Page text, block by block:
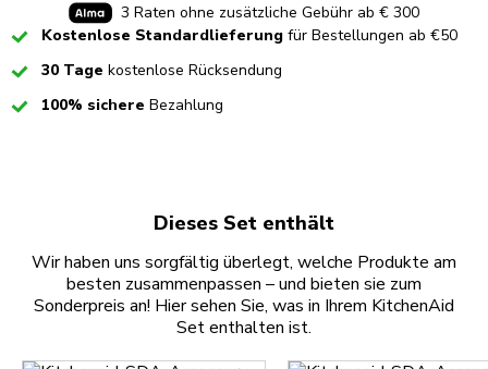
3 Raten ohne zusätzliche Gebühr ab € 300
CheckedKostenlose Standardlieferung für Bestellungen ab €50
Checked30 Tage kostenlose Rücksendung
Checked100% sichere Bezahlung
Dieses Set enthält
Wir haben uns sorgfältig überlegt, welche Produkte am
besten zusammenpassen – und bieten sie zum
Sonderpreis an! Hier sehen Sie, was in Ihrem KitchenAid
Set enthalten ist.